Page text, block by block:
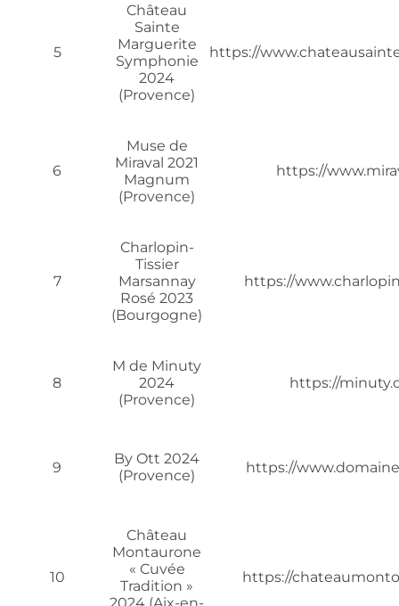
5
Château
Sainte
Marguerite
Symphonie
2024
(Provence)
https://
6
Muse de
Miraval 2021
Magnum
(Provence)
https://
7
Charlopin-
Tissier
Marsannay
Rosé 2023
(Bourgogne)
https://
8
M de Minuty
2024
(Provence)
https://
9
By Ott 2024
(Provence)
https://
10
Château
Montaurone
« Cuvée
Tradition »
https://